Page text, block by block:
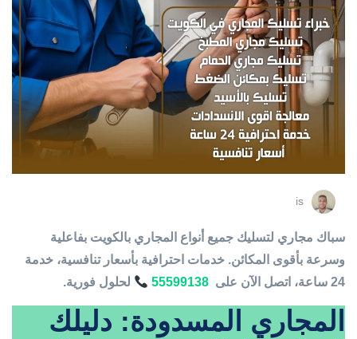
is
سباك مجاري لتسليك جميع أنواع المجاري بالكويت بفاعلية
وسرعة بأقوى المكائن. خدمات احترافية بأسعار تنافسية، خدمة
24 ساعة، اتصل الآن على
55599138 لحلول فورية.
المجاري المسدودة: دليلك